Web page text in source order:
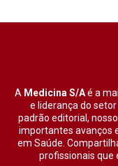
A Medicina S/Aé a
e liderança do
padrão editorial,
importantes avanços
em Saúde.
profissionais que